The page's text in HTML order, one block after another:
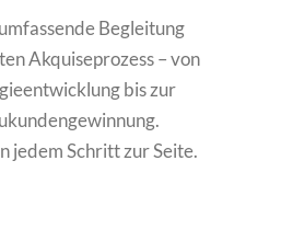
Begleitung
Akquiseprozess – von
bis zur
jedem Schritt zur Seite.